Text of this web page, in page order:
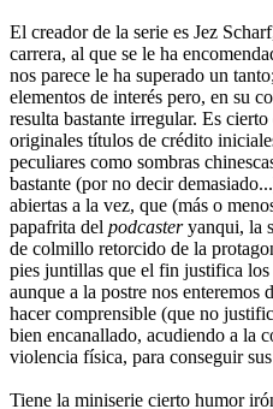
El creador de la serie es Jez
carrera, al que se le ha
nos parece le ha superado un tanto;
elementos de interés pero, en su
resulta bastante irregular. Es
originales títulos de crédito
peculiares como sombras
bastante (por no decir
abiertas a la vez, que (más o
papafrita del podcasteryanqui, la
de colmillo retorcido de la
pies juntillas que el fin justifica
aunque a la postre nos
hacer comprensible (que no
bien encanallado, acudiendo a la
violencia física, para conseguir
Tiene la miniserie cierto humor